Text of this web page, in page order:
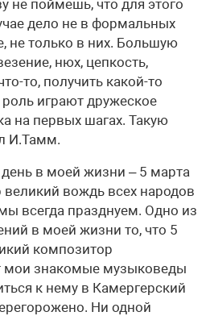
не поймешь, что для этого
дело не в формальных
не только в них. Большую
нюх, цепкость,
то, получить какой-то
играют дружеское
на первых шагах. Такую
И.Тамм.
в моей жизни – 5 марта
великий вождь всех народов
всегда празднуем. Одно из
в моей жизни то, что 5
композитор
мои знакомые музыковеды
к нему в Камергерский
Ни одной